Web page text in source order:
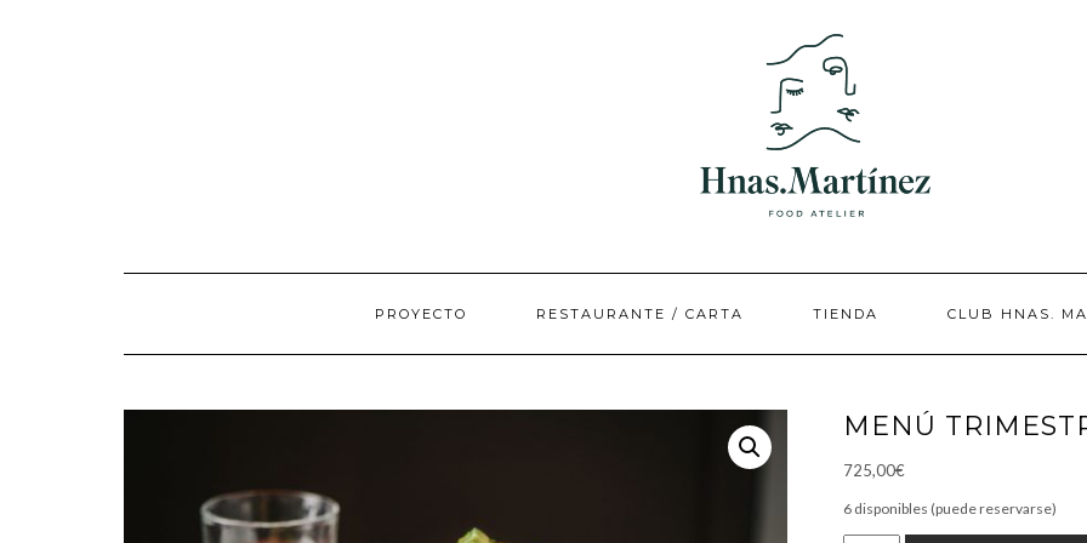
PROYECTO RESTAURANTE / CARTA TIENDA CLUB HNAS.
MENÚ
725,00€
6 disponibles (puede reservarse)